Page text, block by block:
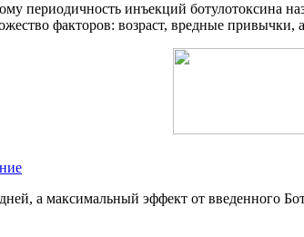
периодичность инъекций ботулотоксина
факторов: возраст, вредные привычки,
а максимальный эффект от введенного